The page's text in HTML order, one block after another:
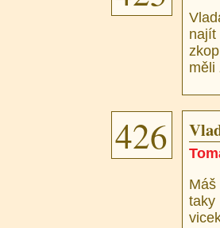
měli
426